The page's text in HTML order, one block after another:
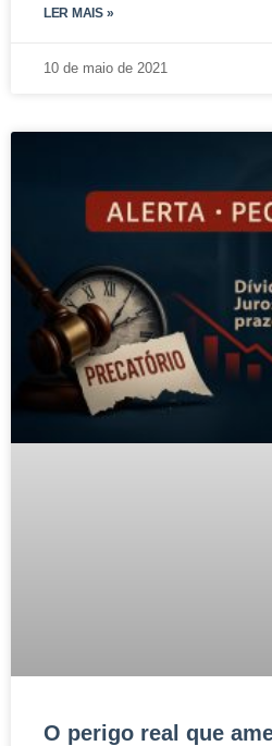
LER MAIS »
10 de maio de 2021
O perigo real que